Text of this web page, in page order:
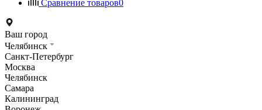
Сравнение товаров0
Ваш город
Челябинск
Санкт-Петербург
Москва
Челябинск
Самара
Калининград